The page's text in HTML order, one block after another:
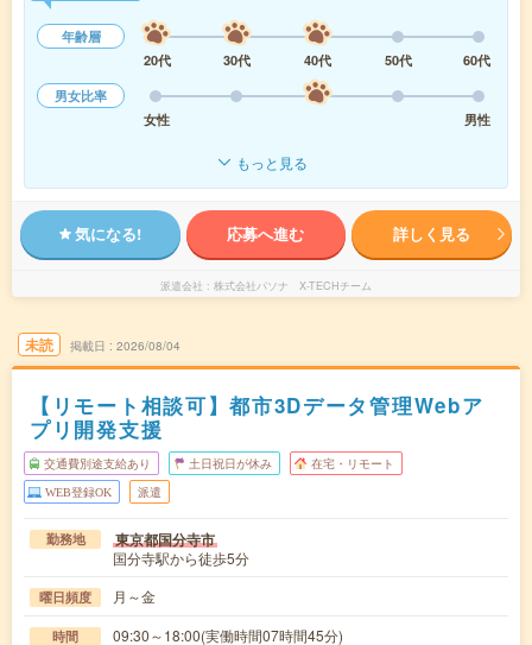
年齢層
20代
30代 40代 50代
60代
男女比率
女性
男性
もっと見る
気になる! 応募へ進む 詳しく見る
派遣会社 株式会社パソナ X-TECHチーム
未読 掲載日 2026/08/04
【リモート相談可】都市3Dデータ管理Webア
プリ開発支援
交通費別途支給あり 土日祝日が休み 在宅・リモート
WEB登録OK 派遣
勤務地 東京都国分寺市
国分寺駅から徒歩5分
曜日頻度 月～金
時間 09:30～18:00(実働時間07時間45分)